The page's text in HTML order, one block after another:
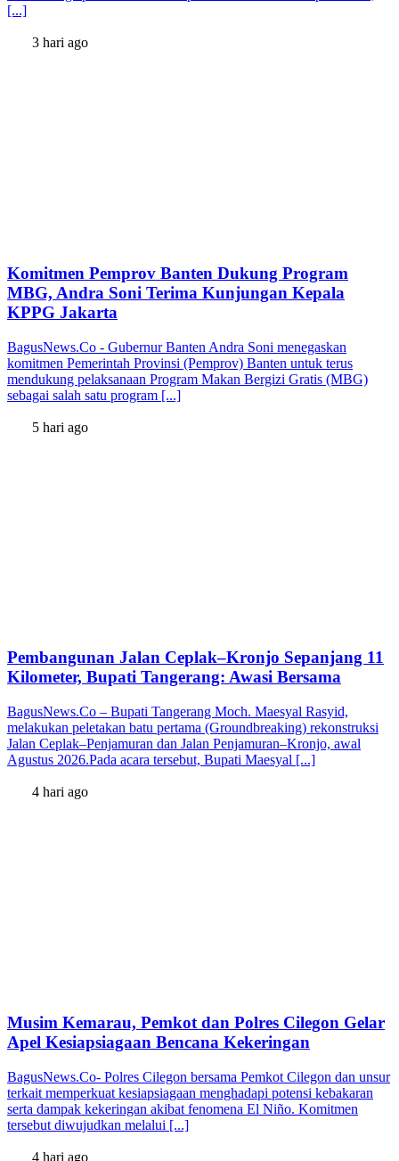
[...]
3 hari ago
Komitmen Pemprov Banten Dukung Program
MBG, Andra Soni Terima Kunjungan Kepala
KPPG Jakarta
BagusNews.Co - Gubernur Banten Andra Soni menegaskan
komitmen Pemerintah Provinsi (Pemprov) Banten untuk terus
mendukung pelaksanaan Program Makan Bergizi Gratis (MBG)
sebagai salah satu program [...]
5 hari ago
Pembangunan Jalan Ceplak–Kronjo Sepanjang 11
Kilometer, Bupati Tangerang: Awasi Bersama
BagusNews.Co – Bupati Tangerang Moch. Maesyal Rasyid,
melakukan peletakan batu pertama (Groundbreaking) rekonstruksi
Jalan Ceplak–Penjamuran dan Jalan Penjamuran–Kronjo, awal
Agustus 2026.Pada acara tersebut, Bupati Maesyal [...]
4 hari ago
Musim Kemarau, Pemkot dan Polres Cilegon Gelar
Apel Kesiapsiagaan Bencana Kekeringan
BagusNews.Co- Polres Cilegon bersama Pemkot Cilegon dan unsur
terkait memperkuat kesiapsiagaan menghadapi potensi kebakaran
serta dampak kekeringan akibat fenomena El Niño. Komitmen
tersebut diwujudkan melalui [...]
4 hari ago